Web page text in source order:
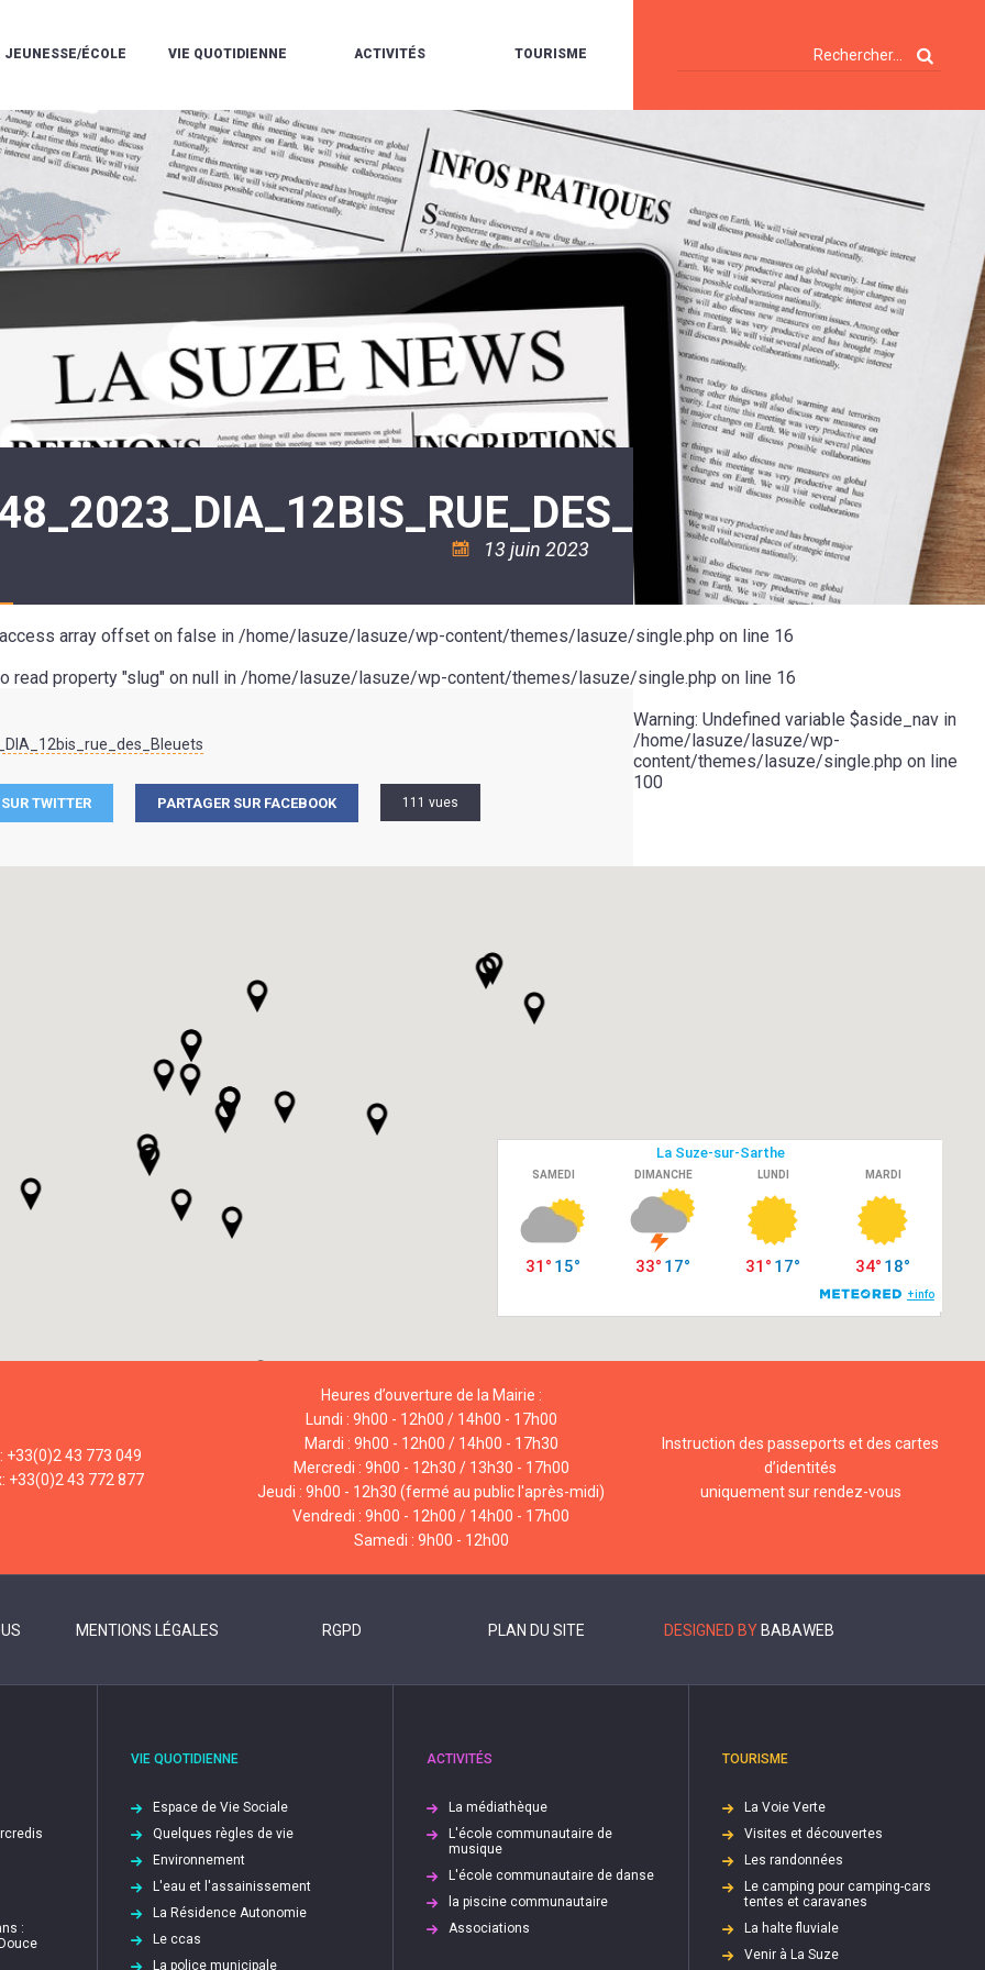
JEUNESSE/ÉCOLE
PÉRISCOLAIRE
ASSOCIATION
VIE QUOTIDIENNE
ESPACE
VIE
SOCIALE
QUELQUES
RÈGLES
VIE
ENVIRONNEMENT
L'ASSAINISSEMENT
RÉSIDENCE
AUTONOMIE
LE
CCAS
LA
/
RISQUES
ACTIVITÉS
LA
MÉDIATHÈQUE
L'ÉCOLE
COMMUNAUTAIRE
DE
MUSIQUE
L'ÉCOLE
COMMUNAUTAIRE
DE
PISCINE
ASSOCIATIONS
TOURISME
LA
VISITES
ET
DÉCOUVERTES
LES
RANDONNÉES
CAMPING
CAMPING-
TENTES
ET
CARAVANES
HALTE
VENIR
array offset on false in /home/lasuze/lasuze/wp-content/themes/lasuze/single.php on line 16
read property "slug" on null in /home/lasuze/lasuze/wp-content/themes/lasuze/single.php on line 16
13 juin 2023
TWITTER PARTAGER SUR FACEBOOK 111 vues
Warning: Undefined variable $aside_nav in
/home/lasuze/lasuze/wp-
content/themes/lasuze/single.php on line
100
+33(0)2 43 773 049
+33(0)2 43 772 877
Heures d’ouverture de la Mairie :
Lundi : 9h00 - 12h00 / 14h00 - 17h00
Mardi : 9h00 - 12h00 / 14h00 - 17h30
Mercredi : 9h00 - 12h30 / 13h30 - 17h00
Jeudi : 9h00 - 12h30 (fermé au public l'après-midi)
Vendredi : 9h00 - 12h00 / 14h00 - 17h00
Samedi : 9h00 - 12h00
Instruction des passeports et des cartes
d’identités
uniquement sur rendez-vous
MENTIONS LÉGALES RGPD PLAN DU SITE DESIGNED BY BABAWEB
:
VIE QUOTIDIENNE
Espace de Vie Sociale
Quelques règles de vie
Environnement
L'eau et l'assainissement
La Résidence Autonomie
Le ccas
La police municipale
ACTIVITÉS
La médiathèque
L'école communautaire de
musique
L'école communautaire de danse
la piscine communautaire
Associations
TOURISME
La Voie Verte
Visites et découvertes
Les randonnées
Le camping pour camping-cars
tentes et caravanes
La halte fluviale
Venir à La Suze